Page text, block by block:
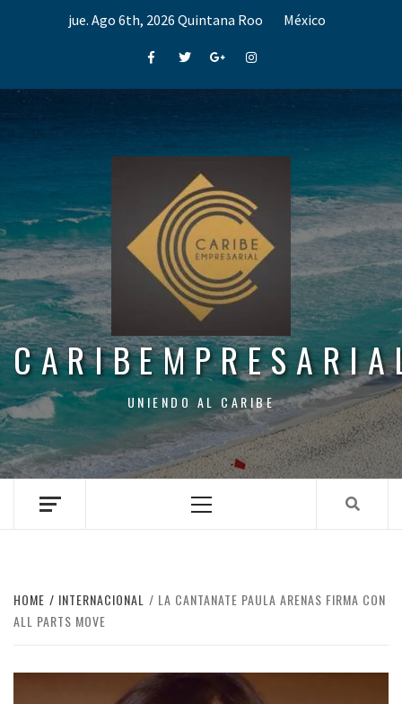
jue. Ago 6th, 2026 Quintana Roo México
FacebookTwitterGoogle+Instagram
UNIENDO AL CARIBE
Menu
HOME INTERNACIONAL
LA CANTANATE PAULA ARENAS FIRMA CON
ALL PARTS MOVE